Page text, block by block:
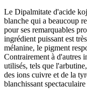
Le Dipalmitate d'acide
blanche qui a beaucoup
pour ses remarquables
ingrédient puissant est
mélanine, le pigment
Contrairement à d'autres
utilisés, tels que
des ions cuivre et de la
blanchissant